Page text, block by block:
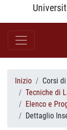
Inizio
Corsi
Tecniche di
Elenco e
Dettaglio